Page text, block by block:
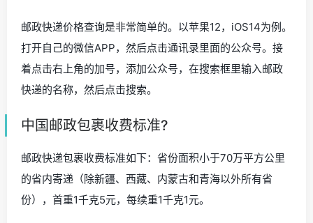
邮政快递价格查询是非常简单的。以苹果12，iOS14为例。
打开自己的微信APP，然后点击通讯录里面的公众号。接
着点击右上角的加号，添加公众号，在搜索框里输入邮政
快递的名称，然后点击搜索。
中国邮政包裹收费标准?
邮政快递包裹收费标准如下：省份面积小于70万平方公里
的省内寄递（除新疆、西藏、内蒙古和青海以外所有省
份），首重1千克5元，每续重1千克1元。